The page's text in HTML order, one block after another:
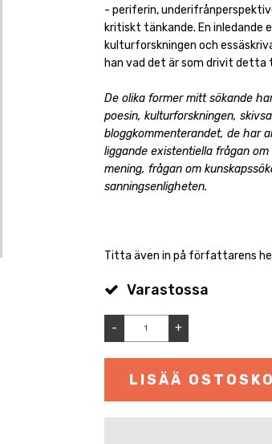
- periferin,
kritiskt tänkande. En
kulturforskningen och
han vad det är som drivit detta
De olika former mitt sökande
poesin, kulturforskningen,
bloggkommenterandet, de har
liggande existentiella frågan
mening, frågan om
sanningsenligheten.
Titta även in på författarens
Varastossa
- +
LISÄÄ